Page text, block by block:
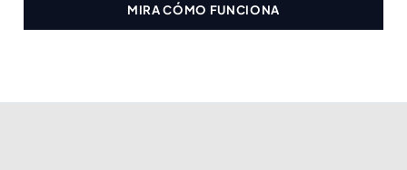
MIRA CÓMO FUNCIONA